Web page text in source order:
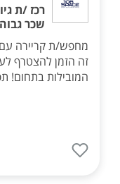
רכז /ת
שכר
מחפש/ת קריירה
זה הזמן להצטרף
המובילות בתחום!